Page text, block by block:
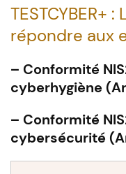
TESTCYBER+
répondre aux
– Conformité
cyberhygiène
– Conformité
cybersécurité